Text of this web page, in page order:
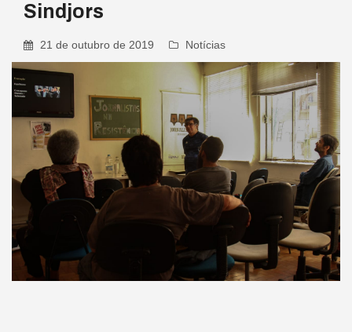
Sindjors
21 de outubro de 2019 Notícias